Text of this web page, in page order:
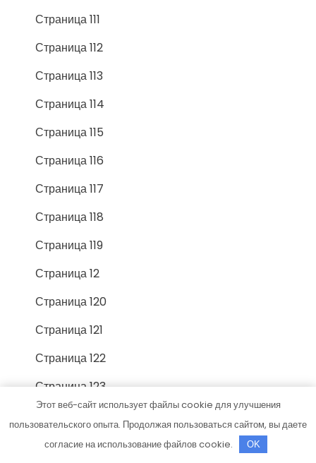
Страница 111
Страница 112
Страница 113
Страница 114
Страница 115
Страница 116
Страница 117
Страница 118
Страница 119
Страница 12
Страница 120
Страница 121
Страница 122
Страница 123
Страница 125
Этот веб-сайт использует файлы cookie для улучшения
пользовательского опыта. Продолжая пользоваться сайтом, вы даете
согласие на использование файлов cookie.
OK